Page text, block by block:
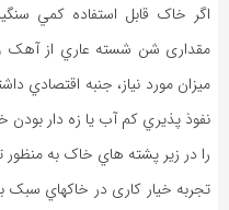
اگر خاک قابل استفاده کمي
مقداری شن شسته عاري از آهک
ميزان مورد نياز، جنبه اقتصادي
نفوذ پذيري کم آب يا زه دار
را در زير پشته هاي خاک به
تجربه خيار کاری در خاکهاي سبک